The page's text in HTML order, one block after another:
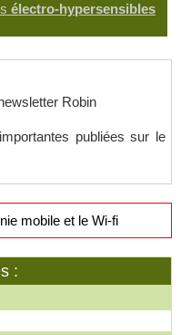
électro-hypersensibles
Robin
publiées sur le
mobile et le Wi-fi
: